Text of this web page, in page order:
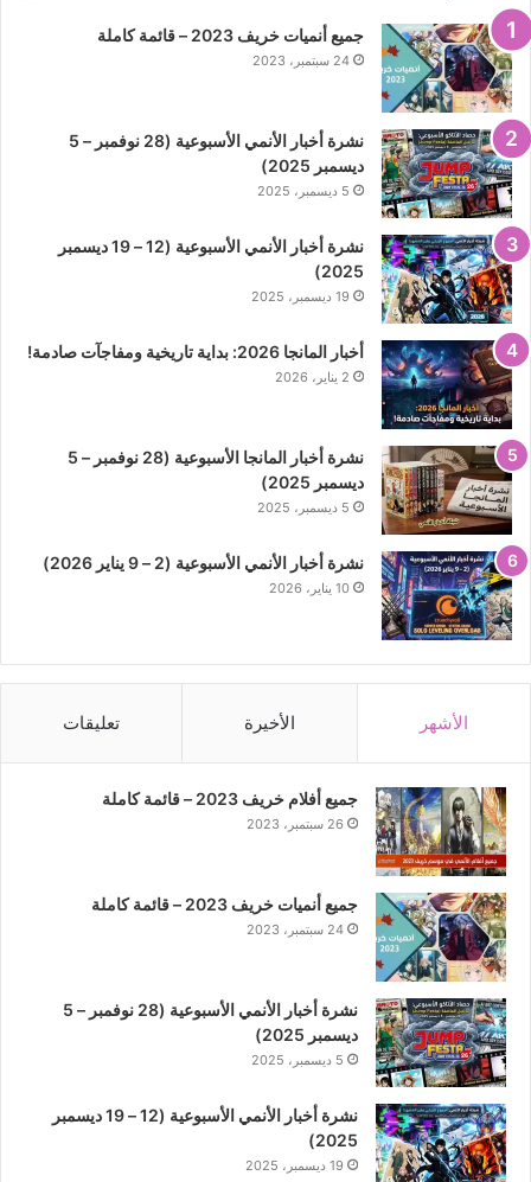
جميع أنميات خريف 2023 – قائمة كاملة
24 سبتمبر، 2023
نشرة أخبار الأنمي الأسبوعية (28 نوفمبر – 5
ديسمبر 2025)
5 ديسمبر، 2025
نشرة أخبار الأنمي الأسبوعية (12 – 19 ديسمبر
2025)
19 ديسمبر، 2025
أخبار المانجا 2026: بداية تاريخية ومفاجآت صادمة!
2 يناير، 2026
نشرة أخبار المانجا الأسبوعية (28 نوفمبر – 5
ديسمبر 2025)
5 ديسمبر، 2025
نشرة أخبار الأنمي الأسبوعية (2 – 9 يناير 2026)
10 يناير، 2026
الأشهر الأخيرة تعليقات
جميع أفلام خريف 2023 – قائمة كاملة
26 سبتمبر، 2023
جميع أنميات خريف 2023 – قائمة كاملة
24 سبتمبر، 2023
نشرة أخبار الأنمي الأسبوعية (28 نوفمبر – 5
ديسمبر 2025)
5 ديسمبر، 2025
نشرة أخبار الأنمي الأسبوعية (12 – 19 ديسمبر
2025)
19 ديسمبر، 2025